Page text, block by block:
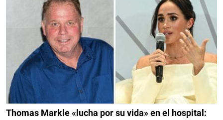
Thomas Markle «lucha por su vida» en el hospital: